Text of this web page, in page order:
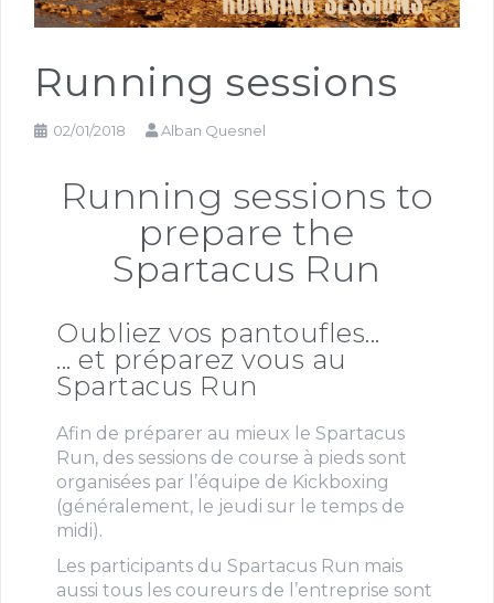
Running sessions
02/01/2018 Alban Quesnel
Running sessions to
prepare the
Spartacus Run
Oubliez vos pantoufles...
... et préparez vous au
Spartacus Run
Afin de préparer au mieux le Spartacus
Run, des sessions de course à pieds sont
organisées par l’équipe de Kickboxing
(généralement, le jeudi sur le temps de
midi).
Les participants du Spartacus Run mais
aussi tous les coureurs de l’entreprise sont